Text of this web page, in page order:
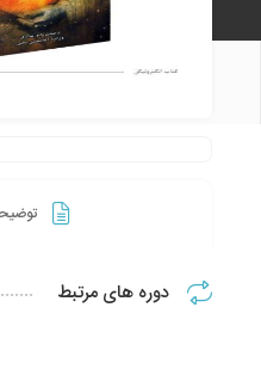
دوره های مرتبط